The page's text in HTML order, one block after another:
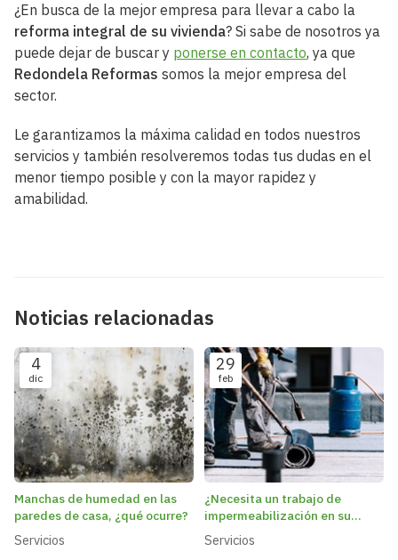
¿En busca de la mejor empresa para llevar a cabo la
reforma integral de su vivienda? Si sabe de nosotros ya
puede dejar de buscar y ponerse en contacto, ya que
Redondela Reformas somos la mejor empresa del
sector.
Le garantizamos la máxima calidad en todos nuestros
servicios y también resolveremos todas tus dudas en el
menor tiempo posible y con la mayor rapidez y
amabilidad.
Noticias relacionadas
4
dic
Manchas de humedad en las
paredes de casa, ¿qué ocurre?
Servicios
29
feb
¿Necesita un trabajo de
impermeabilización en su
vivienda? ¡Contáctenos!
Servicios